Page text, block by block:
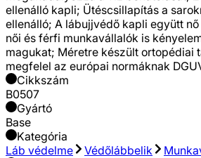
ellenálló kapli; Ütéscsillapítás a
ellenálló; A lábujjvédő kapli együtt
női és férfi munkavállalók is
magukat; Méretre készült ortopédiai
megfelel az európai normáknak
Cikkszám
B0507
Gyártó
Base
Kategória
Láb védelme
Védőlábbelik